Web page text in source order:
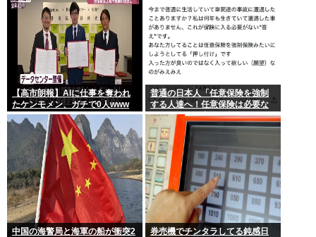
【高市朗報】AIに仕事を奪われ
たケンモメン、ガチで0人www
普通の日本人「任意保険を強制
する人達へ！任意保険は必要な
い。そもそも事故を起こしませ
ん」
中国の海警局と海軍の船が衝突2
券売機でチンタラしてる鈍感日